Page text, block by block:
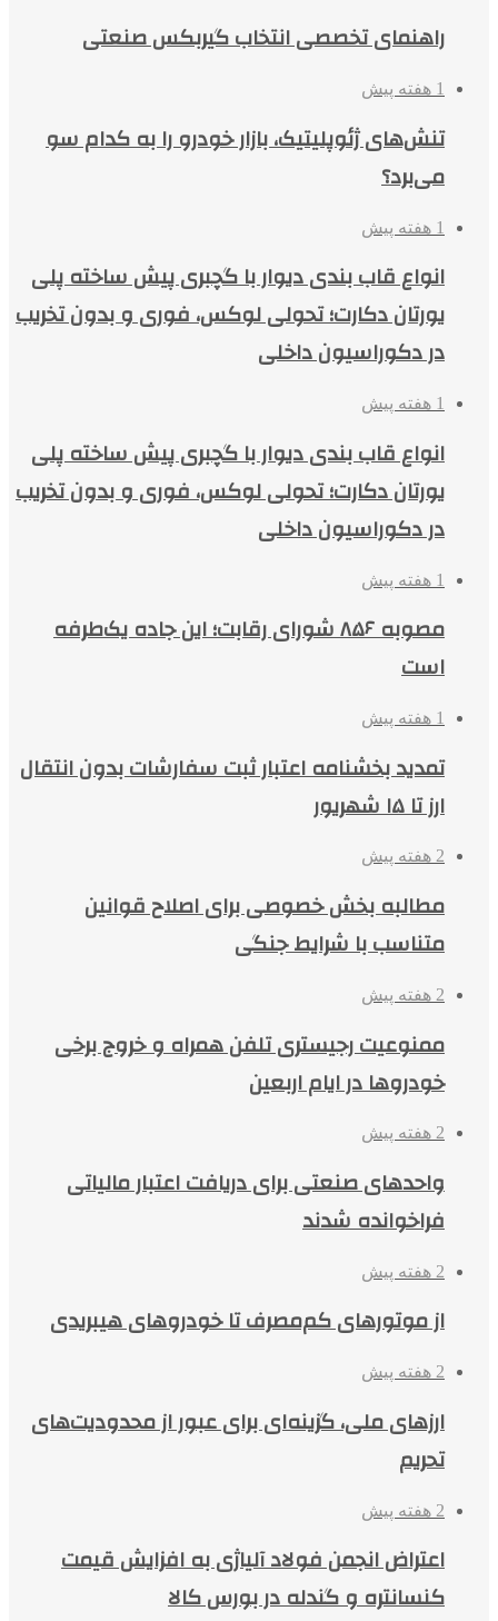
راهنمای تخصصی انتخاب گیربکس صنعتی
1 هفته پیش
تنش‌های ژئوپلیتیک، بازار خودرو را به کدام سو
می‌برد؟
1 هفته پیش
انواع قاب بندی دیوار با گچبری پیش ساخته پلی
یورتان دکارت؛ تحولی لوکس، فوری و بدون تخریب
در دکوراسیون داخلی
1 هفته پیش
انواع قاب بندی دیوار با گچبری پیش ساخته پلی
یورتان دکارت؛ تحولی لوکس، فوری و بدون تخریب
در دکوراسیون داخلی
1 هفته پیش
مصوبه ۸۵۶ شورای رقابت؛ این جاده یک‌طرفه
است
1 هفته پیش
تمدید بخشنامه اعتبار ثبت سفارشات بدون انتقال
ارز تا ۱۵ شهریور
2 هفته پیش
مطالبه بخش خصوصی برای اصلاح قوانین
متناسب با شرایط جنگی
2 هفته پیش
ممنوعیت رجیستری تلفن همراه و خروج برخی
خودروها در ایام اربعین
2 هفته پیش
واحدهای صنعتی برای دریافت اعتبار مالیاتی
فراخوانده شدند
2 هفته پیش
از موتورهای کم‌مصرف تا خودروهای هیبریدی
2 هفته پیش
ارزهای ملی، گزینه‌ای برای عبور از محدودیت‌های
تحریم
2 هفته پیش
اعتراض انجمن فولاد آلیاژی به افزایش قیمت
کنسانتره و گندله در بورس کالا